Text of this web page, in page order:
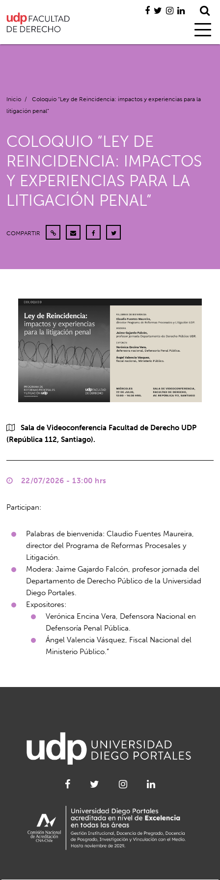
Inicio /
Coloquio “Ley de Reincidencia: impactos y experiencias para la
litigación penal”
COLOQUIO “LEY DE
REINCIDENCIA: IMPACTOS
Y EXPERIENCIAS PARA LA
LITIGACIÓN PENAL”
COMPARTIR
Sala de Videoconferencia Facultad de Derecho UDP
(República 112, Santiago).
22/07/2026 - 13:00 hrs
Participan:
Palabras de bienvenida: Claudio Fuentes Maureira,
director del Programa de Reformas Procesales y
Litigación.
Modera: Jaime Gajardo Falcón, profesor jornada del
Departamento de Derecho Público de la Universidad
Diego Portales.
Expositores:
Verónica Encina Vera, Defensora Nacional en
Defensoría Penal Pública.
Ángel Valencia Vásquez, Fiscal Nacional del
Ministerio Público.”